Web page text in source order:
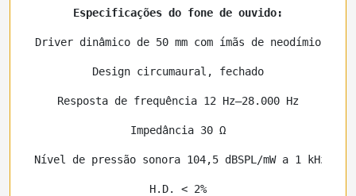
Especificações do fone de ouvido:
Driver dinâmico de 50 mm com ímãs de neodímio
Design circumaural, fechado
Resposta de frequência 12 Hz–28.000 Hz
Impedância 30 Ω
Nível de pressão sonora 104,5 dBSPL/mW a 1 kHz
H.D. < 2%